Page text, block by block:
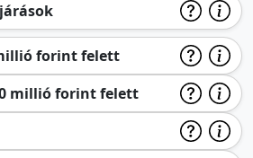
forint felett
millió forint felett